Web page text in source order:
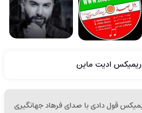
ریمیکس ادیت ماین
قول دادی با صدای فرهاد جهانگیری